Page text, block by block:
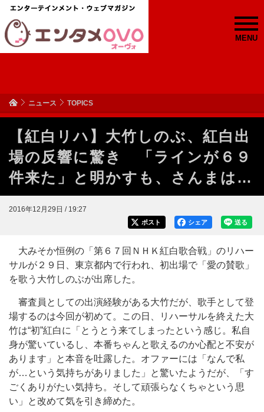
MENU
ニュース TOPICS
【紅白リハ】大竹しのぶ、紅白出
場の反響に驚き 「ラインが６９
件来た」と明かすも、さんまは…
2016年12月29日 / 19:27
送る
シェア
ポスト
大みそか恒例の「第６７回ＮＨＫ紅白歌合戦」のリハー
サルが２９日、東京都内で行われ、初出場で「愛の賛歌」
を歌う大竹しのぶが出席した。
審査員としての出演経験がある大竹だが、歌手として登
場するのは今回が初めて。この日、リハーサルを終えた大
竹は“初”紅白に「とうとう来てしまったという感じ。私自
身が驚いているし、本番ちゃんと歌えるのか心配と不安が
あります」と本音を吐露した。オファーには「なんで私
が…という気持ちがありました」と驚いたようだが、「す
ごくありがたい気持ち。そして頑張らなくちゃという思
い」と改めて気を引き締めた。